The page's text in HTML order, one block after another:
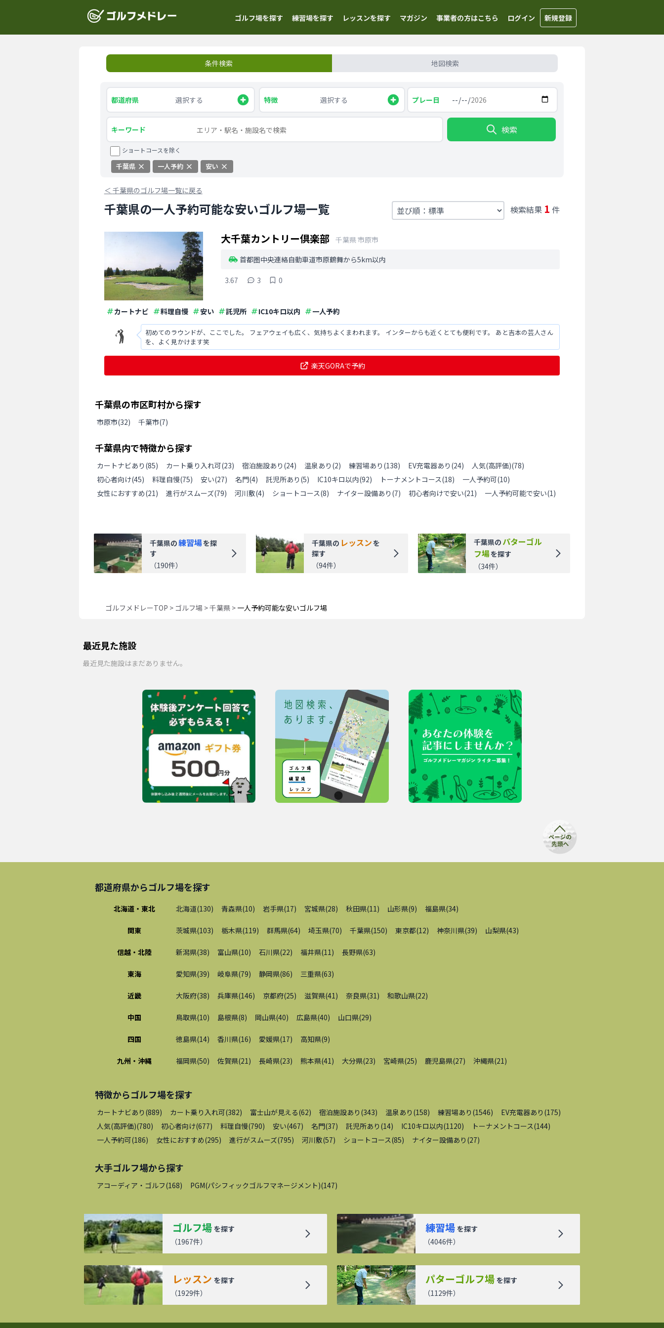
ゴルフ場を探す 練習場を探す レッスンを探す マガジン 事業者の方はこちら ログイン 新規登録
条件検索 地図検索
都道府県 選択する 特徴 選択する プレー日
キーワード 検索
ショートコースを除く
千葉県 一人予約 安い
＜ 千葉県のゴルフ場一覧に戻る
千葉県の一人予約可能な安いゴルフ場一覧 検索結果 1 件
大千葉カントリー倶楽部 千葉県市原市
首都圏中央連絡自動車道市原鶴舞から5km以内
3.67 3 0
カートナビ 料理自慢 安い 託児所 IC10キロ以内 一人予約
初めてのラウンドが、ここでした。 フェアウェイも広く、気持ちよくまわれます。 インターからも近くとても便利です。 あと吉本の芸人さん
を、よく見かけます笑
楽天GORAで予約
千葉県の市区町村から探す
市原市(32) 千葉市(7)
千葉県内で特徴から探す
カートナビあり (85) カート乗り入れ可(23) 宿泊施設あり (24) 温泉あり (2) 練習場あり (138) EV充電器あり (24) 人気(高評価)(78)
初心者向け(45) 料理自慢(75) 安い(27) 名門(4) 託児所あり (5) IC10キロ以内(92) トーナメントコース(18) 一人予約可(10)
女性におすすめ(21) 進行がスムーズ(79) 河川敷(4) ショートコース(8) ナイター設備あり (7) 初心者向けで安い(21) 一人予約可能で安い(1)
千葉県の練習場を探
す
（190件）
千葉県の レッスンを
探す
（94件）
千葉県の パターゴル
フ場を探す
（34件）
ゴルフメドレーTOP > ゴルフ場 >千葉県> 一人予約可能な安いゴルフ場
最近見た施設
最近見た施設はまだありません。
都道府県からゴルフ場を探す
北海道・東北 北海道(130) 青森県(10) 岩手県(17) 宮城県(28) 秋田県(11) 山形県(9) 福島県(34)
関東 茨城県(103) 栃木県(119) 群馬県(64) 埼玉県(70) 千葉県(150) 東京都(12) 神奈川県(39) 山梨県(43)
信越・北陸 新潟県(38) 富山県(10) 石川県(22) 福井県(11) 長野県(63)
東海 愛知県(39) 岐阜県(79) 静岡県(86) 三重県(63)
近畿 大阪府(38) 兵庫県(146) 京都府(25) 滋賀県(41) 奈良県(31) 和歌山県(22)
中国 鳥取県(10) 島根県(8) 岡山県(40) 広島県(40) 山口県(29)
四国 徳島県(14) 香川県(16) 愛媛県(17) 高知県(9)
九州・沖縄 福岡県(50) 佐賀県(21) 長崎県(23) 熊本県(41) 大分県(23) 宮崎県(25) 鹿児島県(27) 沖縄県(21)
特徴からゴルフ場を探す
カートナビあり (889) カート乗り入れ可(382) 富士山が見える(62) 宿泊施設あり (343) 温泉あり (158) 練習場あり (1546) EV充電器あり (175)
人気(高評価)(780) 初心者向け(677) 料理自慢(790) 安い(467) 名門(37) 託児所あり (14) IC10キロ以内(1120) トーナメントコース(144)
一人予約可(186) 女性におすすめ(295) 進行がスムーズ(795) 河川敷(57) ショートコース(85) ナイター設備あり (27)
大手ゴルフ場から探す
アコーディア・ゴルフ(168) PGM(パシフィックゴルフマネージメント)(147)
ゴルフ場 を探す
（1967件）
練習場 を探す
（4046件）
レッスン を探す
（1929件）
パターゴルフ場 を探す
（1129件）